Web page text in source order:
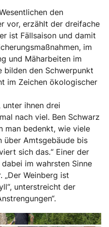
den
vor, erzählt der dreifache
ist Fällsaison und damit
im
und Mäharbeiten im
bilden den Schwerpunkt
im Zeichen ökologischer
unter ihnen drei
nach viel. Ben Schwarz
man bedenkt, wie viele
über Amtsgebäude bis
sich das.“ Einer der
im wahrsten Sinne
„Der Weinberg ist
unterstreicht der